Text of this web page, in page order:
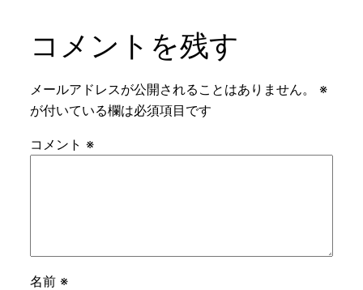
コメントを残す
メールアドレスが公開されることはありません。
※
が付いている欄は必須項目です
コメント ※
名前 ※